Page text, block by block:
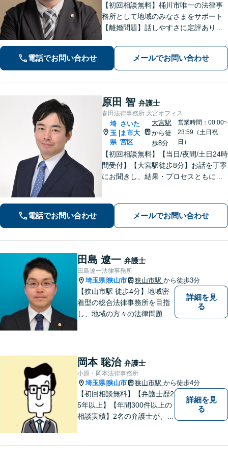
【初回相談無料】桶川市唯一の法律事
務所として地域のみなさまをサポート
【離婚問題】話しやすさに定評あり！1
イス【インターネット】スピーディー
な対応で円滑な解決を目指します【桶
川駅6分】【オンライン相談OK】
電話でお問い合わせ メールでお問い合わせ
原田 智 弁護士
春田法律事務所 大宮オフィス
埼
玉
県
さいた
ま市大
宮区
大宮駅
から徒
歩8分
営業時間：00:00~
23:59（土日祝
日）
【初回相談無料】【当日/夜間/土日24時
間受付】【大宮駅徒歩8分】お話を丁寧
にお聞きし、結果・プロセスともにご
電話でお問い合わせ メールでお問い合わせ
田島 遼一 弁護士
田島遼一法律事務所
埼玉県|狭山市 狭山市駅 から徒歩3分
【狭山市駅 徒歩4分】地域密
着型の総合法律事務所を目指
し、地域の方々の法律問題を
気軽にご相談ください。
詳細を見
る
岡本 聡治 弁護士
小原・岡本法律事務所
埼玉県|狭山市 狭山市駅 から徒歩4分
【初回相談無料】【弁護士歴2
5年以上】【年間300件以上の
相談実績】2名の弁護士が、さ
詳細を見
る